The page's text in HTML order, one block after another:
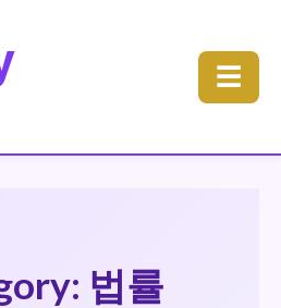
☰
법률